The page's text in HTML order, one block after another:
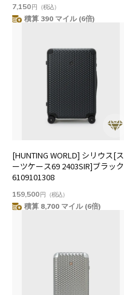
7,150円 （税込）
積算 390 マイル (6倍)
[HUNTING WORLD] シリウス[ス
ーツケース69 2403SIR]ブラック
6109101308
159,500円 （税込）
積算 8,700 マイル (6倍)